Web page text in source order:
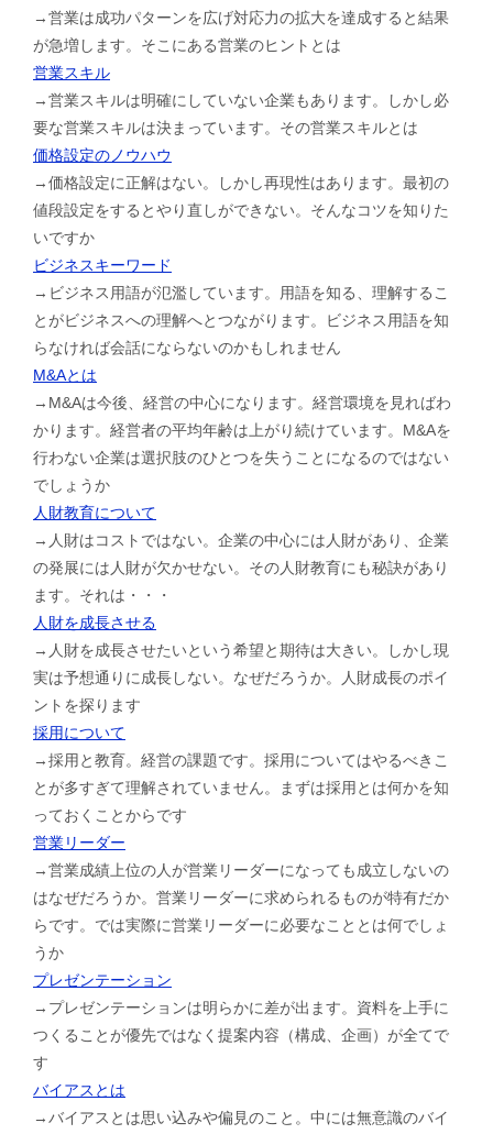
→営業は成功パターンを広げ対応力の拡大を達成すると結果
が急増します。そこにある営業のヒントとは
営業スキル
→営業スキルは明確にしていない企業もあります。しかし必
要な営業スキルは決まっています。その営業スキルとは
価格設定のノウハウ
→価格設定に正解はない。しかし再現性はあります。最初の
値段設定をするとやり直しができない。そんなコツを知りた
いですか
ビジネスキーワード
→ビジネス用語が氾濫しています。用語を知る、理解するこ
とがビジネスへの理解へとつながります。ビジネス用語を知
らなければ会話にならないのかもしれません
M&Aとは
→M&Aは今後、経営の中心になります。経営環境を見ればわ
かります。経営者の平均年齢は上がり続けています。M&Aを
行わない企業は選択肢のひとつを失うことになるのではない
でしょうか
人財教育について
→人財はコストではない。企業の中心には人財があり、企業
の発展には人財が欠かせない。その人財教育にも秘訣があり
ます。それは・・・
人財を成長させる
→人財を成長させたいという希望と期待は大きい。しかし現
実は予想通りに成長しない。なぜだろうか。人財成長のポイ
ントを探ります
採用について
→採用と教育。経営の課題です。採用についてはやるべきこ
とが多すぎて理解されていません。まずは採用とは何かを知
っておくことからです
営業リーダー
→営業成績上位の人が営業リーダーになっても成立しないの
はなぜだろうか。営業リーダーに求められるものが特有だか
らです。では実際に営業リーダーに必要なこととは何でしょ
うか
プレゼンテーション
→プレゼンテーションは明らかに差が出ます。資料を上手に
つくることが優先ではなく提案内容（構成、企画）が全てで
す
バイアスとは
→バイアスとは思い込みや偏見のこと。中には無意識のバイ